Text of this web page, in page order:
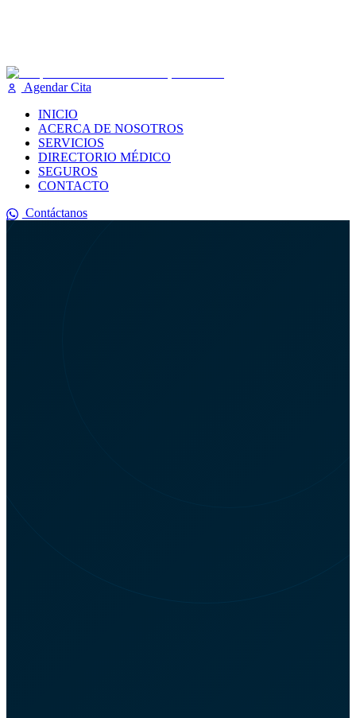
Agendar Cita
INICIO
ACERCA DE NOSOTROS
SERVICIOS
DIRECTORIO MÉDICO
SEGUROS
CONTACTO
Contáctanos